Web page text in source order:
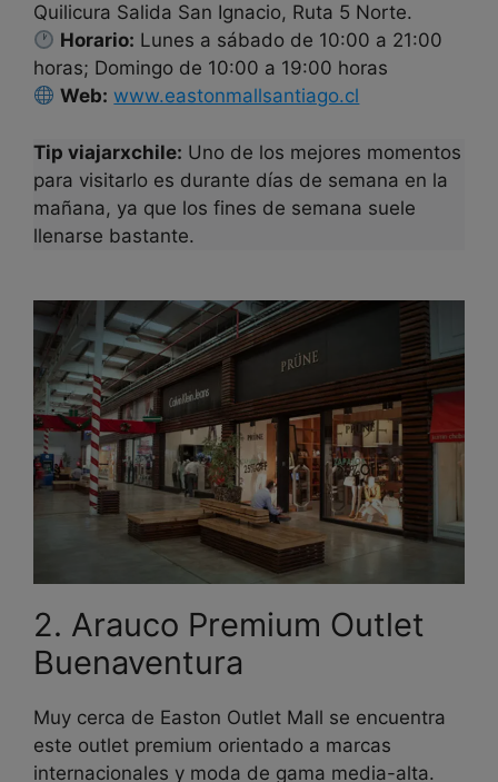
Quilicura Salida San Ignacio, Ruta 5 Norte.
Horario: Lunes a sábado de 10:00 a 21:00
horas; Domingo de 10:00 a 19:00 horas
Web: www.eastonmallsantiago.cl
Tip viajarxchile: Uno de los mejores momentos
para visitarlo es durante días de semana en la
mañana, ya que los fines de semana suele
llenarse bastante.
2. Arauco Premium Outlet
Buenaventura
Muy cerca de Easton Outlet Mall se encuentra
este outlet premium orientado a marcas
internacionales y moda de gama media-alta.